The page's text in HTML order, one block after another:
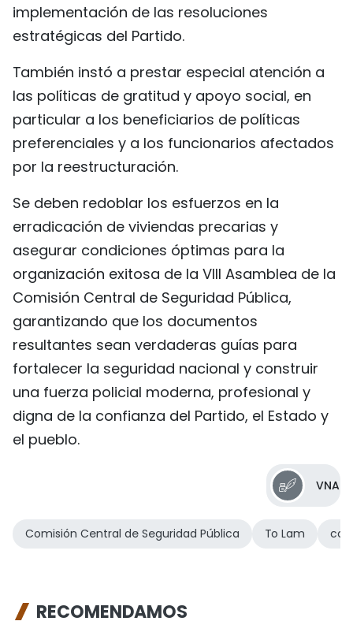
implementación de las resoluciones
estratégicas del Partido.
También instó a prestar especial atención a
las políticas de gratitud y apoyo social, en
particular a los beneficiarios de políticas
preferenciales y a los funcionarios afectados
por la reestructuración.
Se deben redoblar los esfuerzos en la
erradicación de viviendas precarias y
asegurar condiciones óptimas para la
organización exitosa de la VIII Asamblea de la
Comisión Central de Seguridad Pública,
garantizando que los documentos
resultantes sean verdaderas guías para
fortalecer la seguridad nacional y construir
una fuerza policial moderna, profesional y
digna de la confianza del Partido, el Estado y
el pueblo.
VNA
Comisión Central de Seguridad Pública To Lam
RECOMENDAMOS